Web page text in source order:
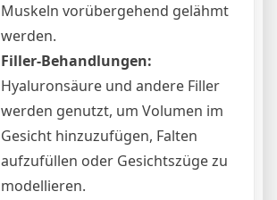
Muskeln vorübergehend gelähmt
werden.
Filler-Behandlungen:
Hyaluronsäure und andere Filler
werden genutzt, um Volumen im
Gesicht hinzuzufügen, Falten
aufzufüllen oder Gesichtszüge zu
modellieren.